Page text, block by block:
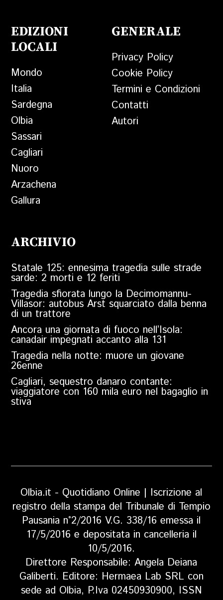
EDIZIONI
LOCALI
Mondo
Italia
Sardegna
Olbia
Sassari
Cagliari
Nuoro
Arzachena
Gallura
GENERALE
Privacy Policy
Cookie Policy
Termini e Condizioni
Contatti
Autori
ARCHIVIO
Statale 125: ennesima tragedia sulle strade
sarde: 2 morti e 12 feriti
Tragedia sfiorata lungo la Decimomannu-
Villasor: autobus Arst squarciato dalla benna
di un trattore
Ancora una giornata di fuoco nell’Isola:
canadair impegnati accanto alla 131
Tragedia nella notte: muore un giovane
26enne
Cagliari, sequestro danaro contante:
viaggiatore con 160 mila euro nel bagaglio in
stiva
Olbia.it - Quotidiano Online | Iscrizione al
registro della stampa del Tribunale di Tempio
Pausania n°2/2016 V.G. 338/16 emessa il
17/5/2016 e depositata in cancelleria il
10/5/2016.
Direttore Responsabile: Angela Deiana
Galiberti. Editore: Hermaea Lab SRL con
sede ad Olbia, P.Iva 02450930900, ISSN